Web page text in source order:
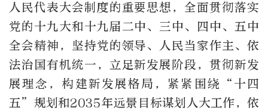
人民代表大会制度的重要思想，全面贯彻落实
党的十九大和十九届二中、三中、四中、五中
全会精神，坚持党的领导、人民当家作主、依
法治国有机统一，立足新发展阶段，贯彻新发
展理念，构建新发展格局，紧紧围绕“十四
五”规划和2035年远景目标谋划人大工作，依